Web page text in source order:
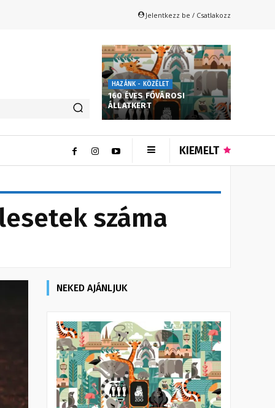
Jelentkezz be / Csatlakozz
HAZÁNK - KÖZÉLET
160 ÉVES FŐVÁROSI
ÁLLATKERT
KIEMELT
száma
NEKED AJÁNLJUK